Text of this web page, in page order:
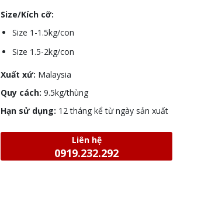
Size/Kích cỡ:
Size 1-1.5kg/con
Size 1.5-2kg/con
Xuất xứ: Malaysia
Quy cách: 9.5kg/thùng
Hạn sử dụng: 12 tháng kể từ ngày sản xuất
Liên hệ
0919.232.292